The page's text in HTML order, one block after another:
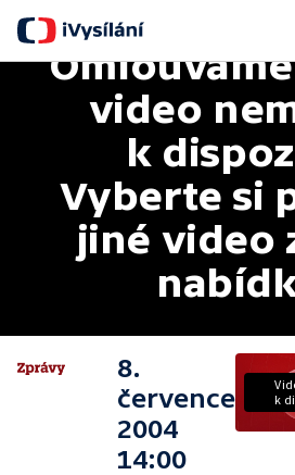
video
k
Vyberte si
jiné video
8.
července
2004
14:00
k